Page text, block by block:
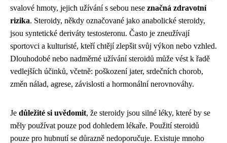
svalové hmoty, jejich užívání s sebou nese značná zdravotní
rizika. Steroidy, někdy označované jako anabolické steroidy,
jsou syntetické deriváty testosteronu. Často je zneužívají
sportovci a kulturisté, kteří chtějí zlepšit svůj výkon nebo vzhled.
Dlouhodobé nebo nadměrné užívání steroidů může vést k řadě
vedlejších účinků, včetně: poškození jater, srdečních chorob,
změn nálad, agrese, závislosti a hormonální nerovnováhy.
Je důležité si uvědomit, že steroidy jsou silné léky, které by se
měly používat pouze pod dohledem lékaře. Použití steroidů
pouze pro hubnutí se důrazně nedoporučuje. Existuje mnoho